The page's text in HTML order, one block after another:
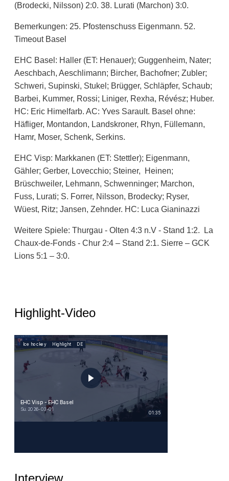
(Brodecki, Nilsson) 2:0. 38. Lurati (Marchon) 3:0.
Bemerkungen: 25. Pfostenschuss Eigenmann. 52.
Timeout Basel
EHC Basel: Haller (ET: Henauer); Guggenheim, Nater;
Aeschbach, Aeschlimann; Bircher, Bachofner; Zubler;
Schweri, Supinski, Stukel; Brügger, Schläpfer, Schaub;
Barbei, Kummer, Rossi; Liniger, Rexha, Révész; Huber.
HC: Eric Himelfarb. AC: Yves Sarault. Basel ohne:
Häfliger, Montandon, Landskroner, Rhyn, Füllemann,
Hamr, Moser, Schenk, Serkins.
EHC Visp: Markkanen (ET: Stettler); Eigenmann,
Gähler; Gerber, Lovecchio; Steiner, Heinen;
Brüschweiler, Lehmann, Schwenninger; Marchon,
Fuss, Lurati; S. Forrer, Nilsson, Brodecky; Ryser,
Wüest, Ritz; Jansen, Zehnder. HC: Luca Gianinazzi
Weitere Spiele: Thurgau - Olten 4:3 n.V - Stand 1:2. La
Chaux-de-Fonds - Chur 2:4 – Stand 2:1. Sierre – GCK
Lions 5:1 – 3:0.
Highlight-Video
Interview